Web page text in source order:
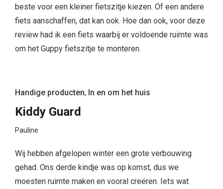
beste voor een kleiner fietszitje kiezen. Of een andere
fiets aanschaffen, dat kan ook. Hoe dan ook, voor deze
review had ik een fiets waarbij er voldoende ruimte was
om het Guppy fietszitje te monteren.
Handige producten, In en om het huis
Kiddy Guard
Pauline
Wij hebben afgelopen winter een grote verbouwing
gehad. Ons derde kindje was op komst, dus we
moesten ruimte maken en vooral creëren. Iets wat